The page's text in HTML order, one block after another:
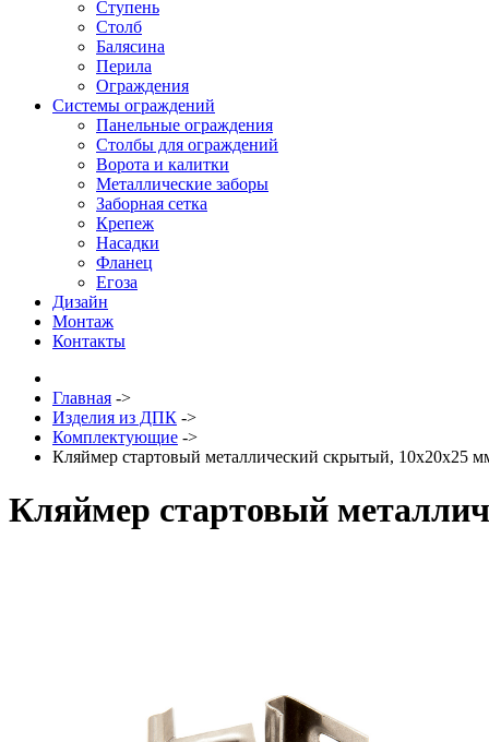
Ступень
Столб
Балясина
Перила
Ограждения
Системы ограждений
Панельные ограждения
Столбы для ограждений
Ворота и калитки
Металлические заборы
Заборная сетка
Крепеж
Насадки
Фланец
Егоза
Дизайн
Монтаж
Контакты
Главная ->
Изделия из ДПК ->
Комплектующие ->
Кляймер стартовый металлический скрытый, 10х20х25
Кляймер стартовый